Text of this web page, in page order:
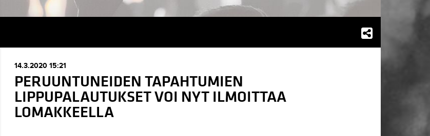
14.3.2020 15:21
PERUUNTUNEIDEN TAPAHTUMIEN
LIPPUPALAUTUKSET VOI NYT ILMOITTAA
LOMAKKEELLA